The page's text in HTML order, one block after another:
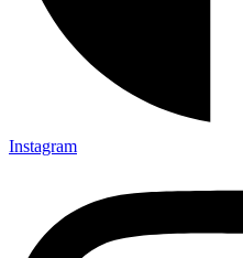
Instagram